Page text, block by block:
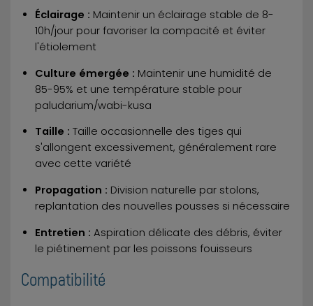
Éclairage : Maintenir un éclairage stable de 8-
10h/jour pour favoriser la compacité et éviter
l'étiolement
Culture émergée : Maintenir une humidité de
85-95% et une température stable pour
paludarium/wabi-kusa
Taille : Taille occasionnelle des tiges qui
s'allongent excessivement, généralement rare
avec cette variété
Propagation : Division naturelle par stolons,
replantation des nouvelles pousses si nécessaire
Entretien : Aspiration délicate des débris, éviter
le piétinement par les poissons fouisseurs
Compatibilité